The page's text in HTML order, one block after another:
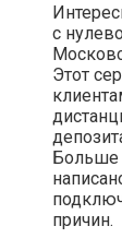
с
Этот
Больше
причин.